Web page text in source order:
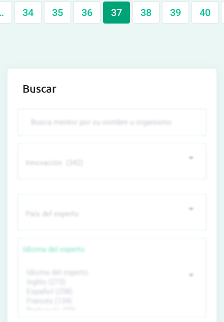
34 35 36 37 38 39 40
Buscar
Idioma del experto